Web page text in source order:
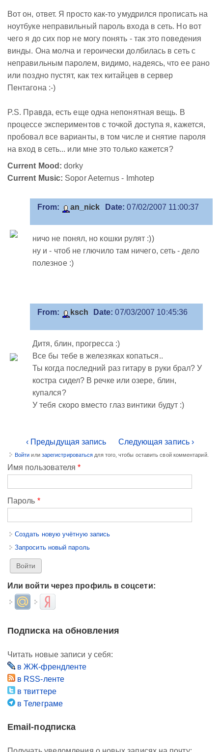
Вот он, ответ. Я просто как-то умудрился прописать на
ноутбуке неправильный пароль входа в сеть. Но вот
чего я до сих пор не могу понять - так это поведения
винды. Она молча и героически долбилась в сеть с
неправильным паролем, видимо, надеясь, что ее рано
или поздно пустят, как тех китайцев в сервер
Пентагона :-)
P.S. Правда, есть еще одна непонятная вещь. В
процессе экспериментов с точкой доступа я, кажется,
пробовал все варианты, в том числе и снятие пароля
на вход в сеть... или мне это только кажется?
Current Mood: dorky
Current Music: Sopor Aeternus - Imhotep
From: an_nick Date: 07/02/2007 11:00:37
ничо не понял, но кошки рулят :))
ну и - чтоб не глючило там ничего, сеть - дело
полезное :)
From: ksch Date: 07/03/2007 10:45:36
Дитя, блин, прогресса :)
Все бы тебе в железяках копаться..
Ты когда последний раз гитару в руки брал? У
костра сидел? В речке или озере, блин,
купался?
У тебя скоро вместо глаз винтики будут :)
‹ Предыдущая запись Следующая запись ›
Войти или зарегистрироваться для того, чтобы оставить свой комментарий.
Имя пользователя*
Пароль *
Создать новую учётную запись
Запросить новый пароль
Или войти через профиль в соцсети:
Login with Mail.ruLogin with Яндекс
Подписка на обновления
Читать новые записи у себя:
в ЖЖ-френдленте
в RSS-ленте
в твиттере
в Телеграме
Email-подписка